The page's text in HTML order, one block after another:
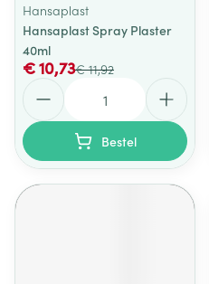
Hansaplast
Hansaplast Spray Plaster
40ml
€ 11,92
€ 10,73
Bestel